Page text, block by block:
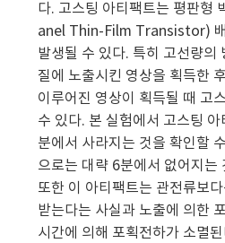
다. 고스팅 아티팩트는 평판형
anel Thin-Film Transistor) 배
발생될 수 있다. 특히 고선량의
질에 노출시킨 영상을 획득한
이루어진 영상이 획득될 때 고
수 있다. 본 실험에서 고스팅
분에서 사라지는 것을 확인할
으로는 대략 6분에서 없어지는
또한 이 아티팩트는 관전류보
받는다는 사실과 노출에 의한
시간에 의해 포획전하가 소멸